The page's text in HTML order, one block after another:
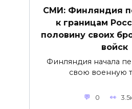
СМИ: Финляндия
к границам
половину своих
войск
Финляндия начала
свою военную
0